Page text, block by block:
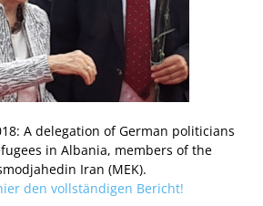
A delegation of German politicians
in Albania, members of the
Iran (MEK).
den vollständigen Bericht!